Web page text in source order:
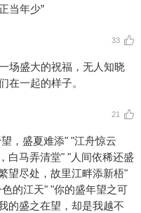
当年少”
33
场盛大的祝福，无人知晓
在一起的样子。
21
，盛夏难添" "江舟惊云
白马弄清堂" "人间依稀还盛
望尽处，故里江畔添新梧"
的江天" "你的盛年望之可
的盛之在望，却是我越不